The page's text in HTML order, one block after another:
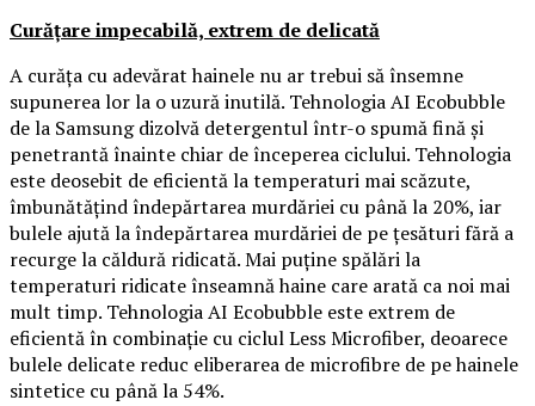
Curățare impecabilă, extrem de delicată
A curăța cu adevărat hainele nu ar trebui să însemne
supunerea lor la o uzură inutilă. Tehnologia AI Ecobubble
de la Samsung dizolvă detergentul într-o spumă fină și
penetrantă înainte chiar de începerea ciclului. Tehnologia
este deosebit de eficientă la temperaturi mai scăzute,
îmbunătățind îndepărtarea murdăriei cu până la 20%, iar
bulele ajută la îndepărtarea murdăriei de pe țesături fără a
recurge la căldură ridicată. Mai puține spălări la
temperaturi ridicate înseamnă haine care arată ca noi mai
mult timp. Tehnologia AI Ecobubble este extrem de
eficientă în combinație cu ciclul Less Microfiber, deoarece
bulele delicate reduc eliberarea de microfibre de pe hainele
sintetice cu până la 54%.